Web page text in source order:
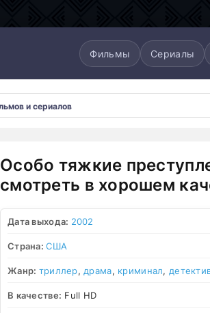
Фильмы Сериалы
Особо тяжкие
смотреть в хорошем
Дата выхода: 2002
Страна:США
Жанр: триллер, драма, криминал,
В качестве: Full HD